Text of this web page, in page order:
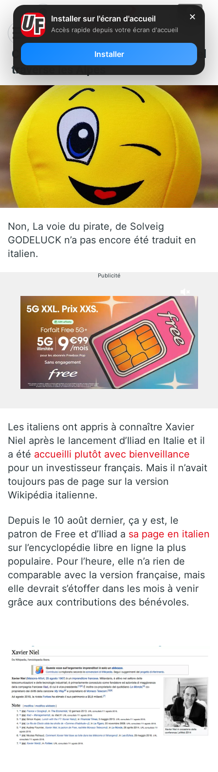
Clin d’oeil : la bio de Xavier Niel
traverse les Alpes
Non, La voie du pirate, de Solveig
GODELUCK n’a pas encore été traduit en
italien.
Publicité
Les italiens ont appris à connaître Xavier
Niel après le lancement d’Iliad en Italie et il
a été accueilli plutôt avec bienveillance
pour un investisseur français. Mais il n’avait
toujours pas de page sur la version
Wikipédia italienne.
Depuis le 10 août dernier, ça y est, le
patron de Free et d’Iliad a sa page en italien
sur l’encyclopédie libre en ligne la plus
populaire. Pour l’heure, elle n’a rien de
comparable avec la version française, mais
elle devrait s’étoffer dans les mois à venir
grâce aux contributions des bénévoles.
✕
Installer sur l'écran d'accueil
Accès rapide depuis votre écran d'accueil
Installer